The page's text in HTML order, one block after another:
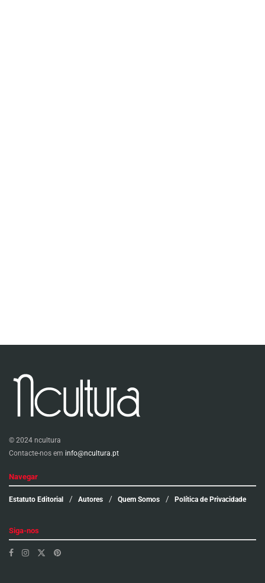
© 2024 ncultura
Contacte-nos em info@ncultura.pt
Navegar
Estatuto Editorial Autores Quem Somos Política de Privacidade
Siga-nos